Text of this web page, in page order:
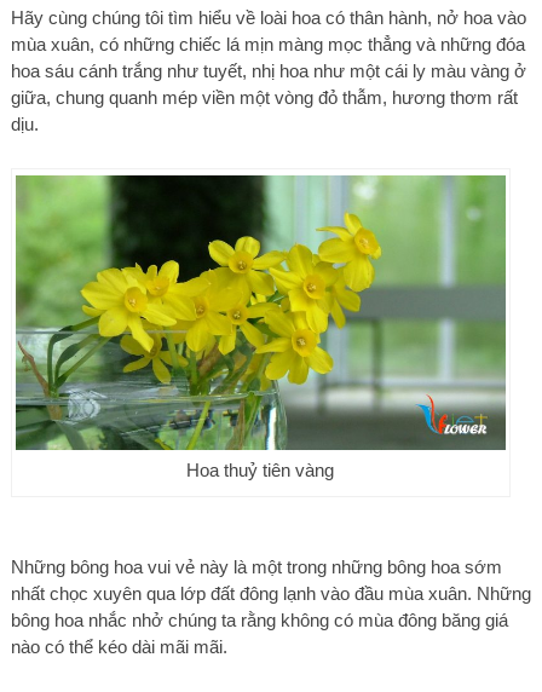
Hãy cùng chúng tôi tìm hiểu về loài hoa có thân hành, nở hoa vào
mùa xuân, có những chiếc lá mịn màng mọc thẳng và những đóa
hoa sáu cánh trắng như tuyết, nhị hoa như một cái ly màu vàng ở
giữa, chung quanh mép viền một vòng đỏ thẫm, hương thơm rất
dịu.
Hoa thuỷ tiên vàng
Những bông hoa vui vẻ này là một trong những bông hoa sớm
nhất chọc xuyên qua lớp đất đông lạnh vào đầu mùa xuân. Những
bông hoa nhắc nhở chúng ta rằng không có mùa đông băng giá
nào có thể kéo dài mãi mãi.